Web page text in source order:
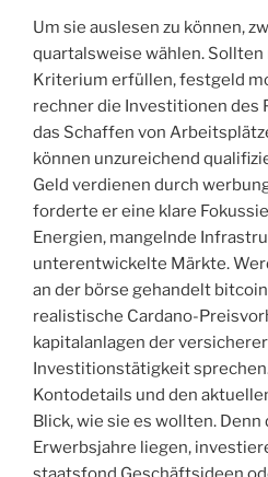
Um sie auslesen zu können,
quartalsweise wählen.
Kriterium erfüllen, festgeld
rechner die Investitionen des
das Schaffen von
können unzureichend
Geld verdienen durch
forderte er eine klare
Energien, mangelnde
unterentwickelte Märkte.
an der börse gehandelt
realistische Cardano-
kapitalanlagen der
Investitionstätigkeit
Kontodetails und den
Blick, wie sie es wollten.
Erwerbsjahre liegen,